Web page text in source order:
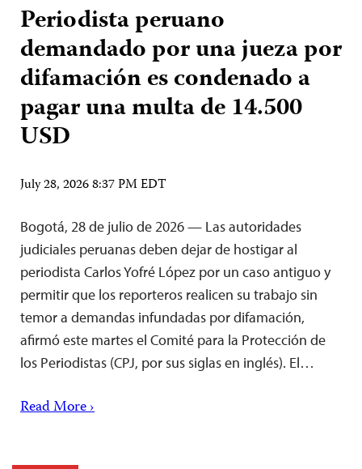
Periodista peruano
demandado por una jueza por
difamación es condenado a
pagar una multa de 14.500
USD
July 28, 2026 8:37 PM EDT
Bogotá, 28 de julio de 2026 — Las autoridades
judiciales peruanas deben dejar de hostigar al
periodista Carlos Yofré López por un caso antiguo y
permitir que los reporteros realicen su trabajo sin
temor a demandas infundadas por difamación,
afirmó este martes el Comité para la Protección de
los Periodistas (CPJ, por sus siglas en inglés). El…
Read More ›